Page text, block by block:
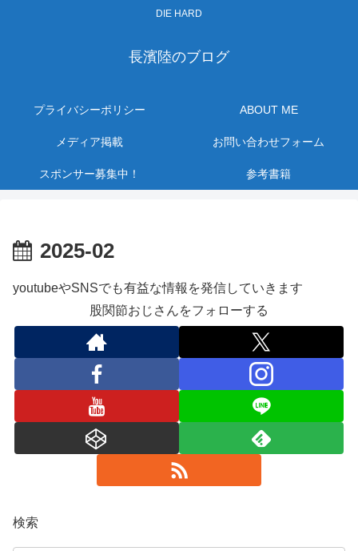
DIE HARD
長濱陸のブログ
プライバシーポリシー ABOUT ME
メディア掲載 お問い合わせフォーム
スポンサー募集中！ 参考書籍
2025-02
youtubeやSNSでも有益な情報を発信していきます
股関節おじさんをフォローする
検索